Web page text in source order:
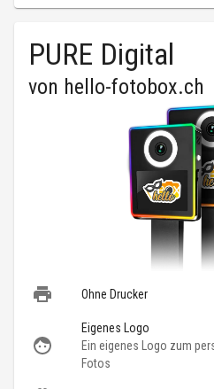
PURE Digital
von hello-fotobox.ch
Ohne Drucker
Eigenes Logo
Ein eigenes Logo zum
Fotos